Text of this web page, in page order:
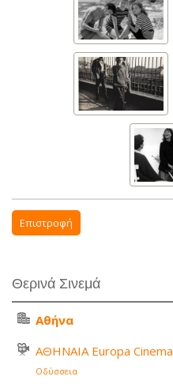
Επιστροφή
Θερινά Σινεμά
Αθήνα
ΑΘΗΝΑΙΑ Europa Cinema
Οδύσσεια